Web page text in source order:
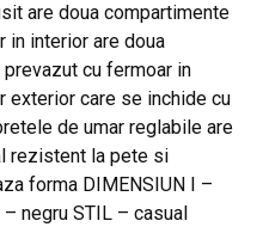
are doua compartimente
in interior are doua
cu fermoar in
exterior care se inchide cu
de umar reglabile are
rezistent la pete si
forma DIMENSIUN I –
negru STIL – casual